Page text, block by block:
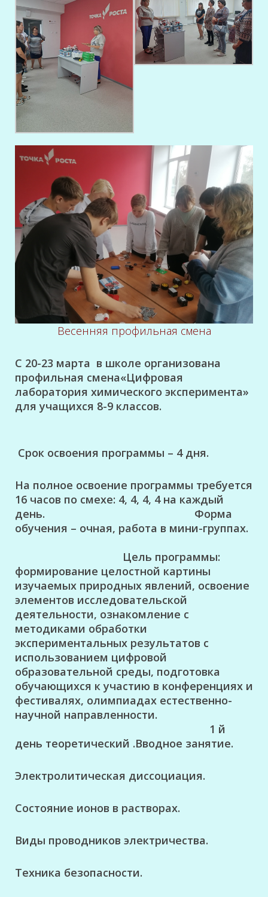
Весенняя профильная смена
С 20-23 марта в школе организована
профильная смена«Цифровая
лаборатория химического эксперимента»
для учащихся 8-9 классов.
Срок освоения программы – 4 дня.
На полное освоение программы требуется
16 часов по смехе: 4, 4, 4, 4 на каждый
день. Форма
обучения – очная, работа в мини-группах.
Цель программы:
формирование целостной картины
изучаемых природных явлений, освоение
элементов исследовательской
деятельности, ознакомление с
методиками обработки
экспериментальных результатов с
использованием цифровой
образовательной среды, подготовка
обучающихся к участию в конференциях и
фестивалях, олимпиадах естественно-
научной направленности.
1 й
день теоретический .Вводное занятие.
Электролитическая диссоциация.
Состояние ионов в растворах.
Виды проводников электричества.
Техника безопасности.